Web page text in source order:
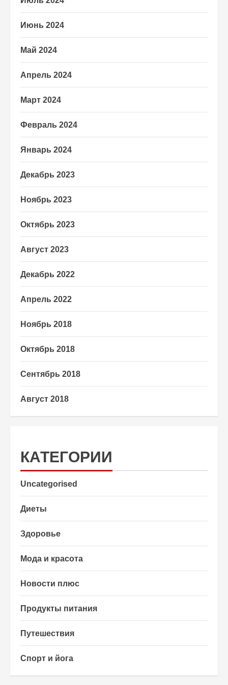
Июнь 2024
Май 2024
Апрель 2024
Март 2024
Февраль 2024
Январь 2024
Декабрь 2023
Ноябрь 2023
Октябрь 2023
Август 2023
Декабрь 2022
Апрель 2022
Ноябрь 2018
Октябрь 2018
Сентябрь 2018
Август 2018
КАТЕГОРИИ
Uncategorised
Диеты
Здоровье
Мода и красота
Новости плюс
Продукты питания
Путешествия
Спорт и йога